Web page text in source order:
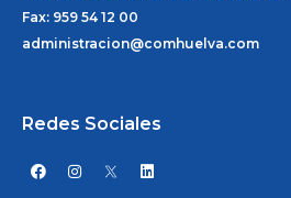
Fax: 959 54 12 00
administracion@comhuelva.com
Redes Sociales
F
a
I
n
L
i